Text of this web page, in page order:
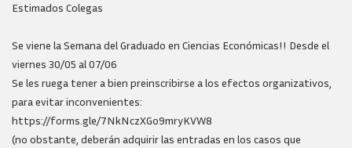
Estimados Colegas
Se viene la Semana del Graduado en Ciencias Económicas!! Desde el
viernes 30/05 al 07/06
Se les ruega tener a bien preinscribirse a los efectos organizativos,
para evitar inconvenientes:
https://forms.gle/7NkNczXGo9mryKVW8
(no obstante, deberán adquirir las entradas en los casos que